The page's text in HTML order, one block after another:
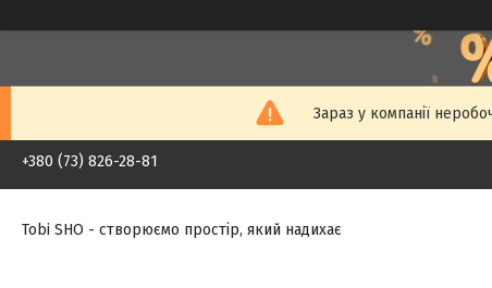
Зараз у компанії
+380 (73) 826-28-81
Tobi SHO - створюємо простір, який надихає